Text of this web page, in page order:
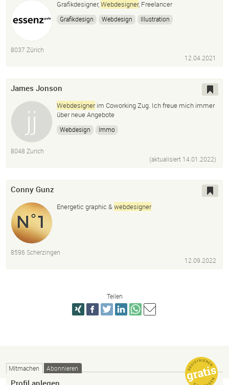
Grafikdesigner,Webdesigner, Freelancer
Grafikdesign Webdesign
Illustration
8037 Zürich
12.04.2021
James Jonson
Webdesignerim Coworking Zug. Ich freue mich immer
über neue Angebote
Webdesign Immo
8048 Zurich
(aktualisiert 14.01.2022)
Conny Gunz
Energetic graphic &webdesigner
8596 Scherzingen
12.09.2022
Teilen
Mitmachen Abonnieren